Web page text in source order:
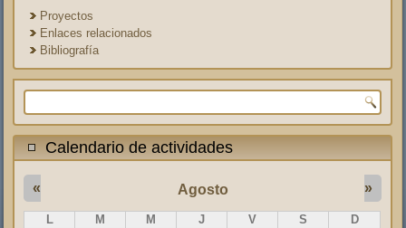
Proyectos
Enlaces relacionados
Bibliografía
Formulario de búsqueda
Calendario de actividades
Agosto
« »
L M M J V S
D